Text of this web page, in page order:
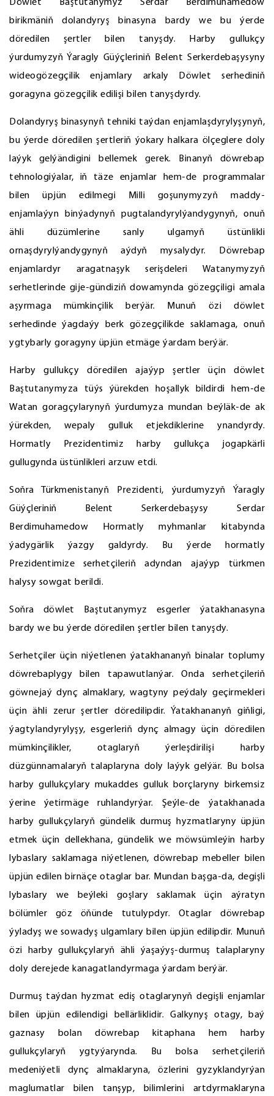
Döwlet Baştutanymyz Serdar Berdimuhamedow
birikmäniň dolandyryş binasyna bardy we bu ýerde
döredilen şertler bilen tanyşdy. Harby gullukçy
ýurdumyzyň Ýaragly Güýçleriniň Belent Serkerdebaşysyny
wideogözegçilik enjamlary arkaly Döwlet serhediniň
goragyna gözegçilik edilişi bilen tanyşdyrdy.
Dolandyryş binasynyň tehniki taýdan enjamlaşdyrylyşynyň,
bu ýerde döredilen şertleriň ýokary halkara ölçeglere doly
laýyk gelýändigini bellemek gerek. Binanyň döwrebap
tehnologiýalar, iň täze enjamlar hem-de programmalar
bilen üpjün edilmegi Milli goşunymyzyň maddy-
enjamlaýyn binýadynyň pugtalandyrylýandygynyň, onuň
ähli düzümlerine sanly ulgamyň üstünlikli
ornaşdyrylýandygynyň aýdyň mysalydyr. Döwrebap
enjamlardyr aragatnaşyk serişdeleri Watanymyzyň
serhetlerinde gije-gündiziň dowamynda gözegçiligi amala
aşyrmaga mümkinçilik berýär. Munuň özi döwlet
serhedinde ýagdaýy berk gözegçilikde saklamaga, onuň
ygtybarly goragyny üpjün etmäge ýardam berýär.
Harby gullukçy döredilen ajaýyp şertler üçin döwlet
Baştutanymyza tüýs ýürekden hoşallyk bildirdi hem-de
Watan goragçylarynyň ýurdumyza mundan beýläk-de ak
ýürekden, wepaly gulluk etjekdiklerine ynandyrdy.
Hormatly Prezidentimiz harby gullukça jogapkärli
gullugynda üstünlikleri arzuw etdi.
Soňra Türkmenistanyň Prezidenti, ýurdumyzyň Ýaragly
Güýçleriniň Belent Serkerdebaşysy Serdar
Berdimuhamedow Hormatly myhmanlar kitabynda
ýadygärlik ýazgy galdyrdy. Bu ýerde hormatly
Prezidentimize serhetçileriň adyndan ajaýyp türkmen
halysy sowgat berildi.
Soňra döwlet Baştutanymyz esgerler ýatakhanasyna
bardy we bu ýerde döredilen şertler bilen tanyşdy.
Serhetçiler üçin niýetlenen ýatakhananyň binalar toplumy
döwrebaplygy bilen tapawutlanýar. Onda serhetçileriň
göwnejaý dynç almaklary, wagtyny peýdaly geçirmekleri
üçin ähli zerur şertler döredilipdir. Ýatakhananyň giňligi,
ýagtylandyrylyşy, esgerleriň dynç almagy üçin döredilen
mümkinçilikler, otaglaryň ýerleşdirilişi harby
düzgünnamalaryň talaplaryna doly laýyk gelýär. Bu bolsa
harby gullukçylary mukaddes gulluk borçlaryny birkemsiz
ýerine ýetirmäge ruhlandyrýar. Şeýle-de ýatakhanada
harby gullukçylaryň gündelik durmuş hyzmatlaryny üpjün
etmek üçin dellekhana, gündelik we möwsümleýin harby
lybaslary saklamaga niýetlenen, döwrebap mebeller bilen
üpjün edilen birnäçe otaglar bar. Mundan başga-da, degişli
lybaslary we beýleki goşlary saklamak üçin aýratyn
bölümler göz öňünde tutulypdyr. Otaglar döwrebap
ýyladyş we sowadyş ulgamlary bilen üpjün edilipdir. Munuň
özi harby gullukçylaryň ähli ýaşaýyş-durmuş talaplaryny
doly derejede kanagatlandyrmaga ýardam berýär.
Durmuş taýdan hyzmat ediş otaglarynyň degişli enjamlar
bilen üpjün edilendigi bellärliklidir. Galkynyş otagy, baý
gaznasy bolan döwrebap kitaphana hem harby
gullukçylaryň ygtyýarynda. Bu bolsa serhetçileriň
medeniýetli dynç almaklaryna, özlerini gyzyklandyrýan
maglumatlar bilen tanşyp, bilimlerini artdyrmaklaryna